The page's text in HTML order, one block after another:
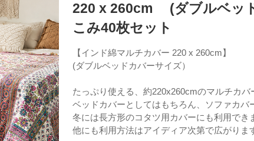
220 x 260cm (ダブルベッ
こみ40枚セット
【インド綿マルチカバー 220 x 260cm】
(ダブルベッドカバーサイズ）
たっぷり使える、約220x260cmのマルチカバ
ベッドカバーとしてはもちろん、ソファカバ
冬には長方形のコタツ用カバーにも利用でき
他にも利用方法はアイディア次第で広がりま